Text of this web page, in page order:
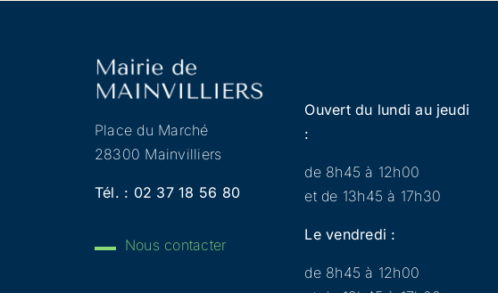
Place du Marché
28300 Mainvilliers
Tél. : 02 37 18 56 80
Nous contacter
Ouvert du lundi au jeudi
:
de 8h45 à 12h00
et de 13h45 à 17h30
Le vendredi :
de 8h45 à 12h00